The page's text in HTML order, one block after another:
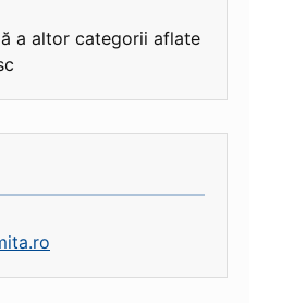
a altor categorii aflate